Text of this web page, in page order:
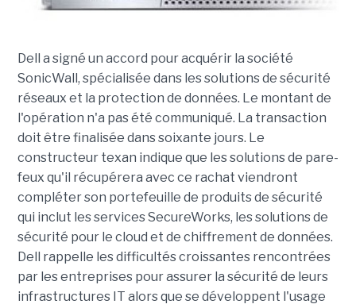
Dell a signé un accord pour acquérir la société
SonicWall, spécialisée dans les solutions de sécurité
réseaux et la protection de données. Le montant de
l'opération n'a pas été communiqué. La transaction
doit être finalisée dans soixante jours. Le
constructeur texan indique que les solutions de pare-
feux qu'il récupérera avec ce rachat viendront
compléter son portefeuille de produits de sécurité
qui inclut les services SecureWorks, les solutions de
sécurité pour le cloud et de chiffrement de données.
Dell rappelle les difficultés croissantes rencontrées
par les entreprises pour assurer la sécurité de leurs
infrastructures IT alors que se développent l'usage